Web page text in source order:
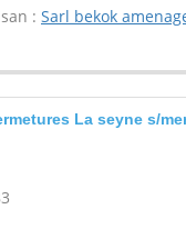
: Sarl bekok
La seyne s/